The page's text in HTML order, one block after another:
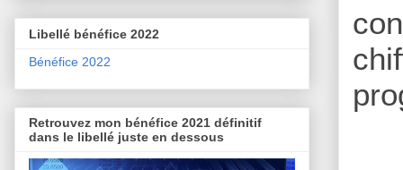
Libellé bénéfice 2022
Bénéfice 2022
Retrouvez mon bénéfice 2021 définitif
dans le libellé juste en dessous